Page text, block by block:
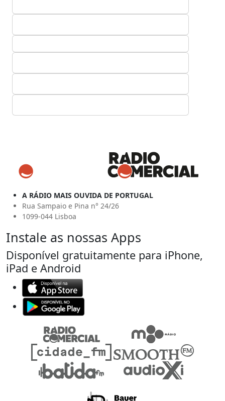
A RÁDIO MAIS OUVIDA DE PORTUGAL
Rua Sampaio e Pina n° 24/26
1099-044 Lisboa
Instale as nossas Apps
Disponível gratuitamente para iPhone,
iPad e Android